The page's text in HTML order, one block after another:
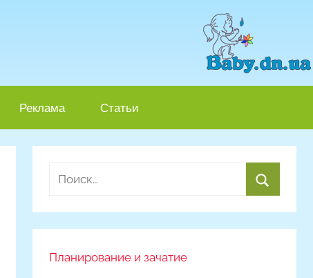
Реклама Статьи
Найти:
Планирование и зачатие